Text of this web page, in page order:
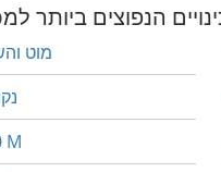
2 מוט
3
M